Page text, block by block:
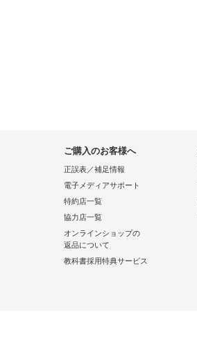
ご購入のお客様へ
正誤表／補足情報
電子メディアサポート
特約店一覧
協力店一覧
オンラインショップの
返品について
教科書採用特典サービス